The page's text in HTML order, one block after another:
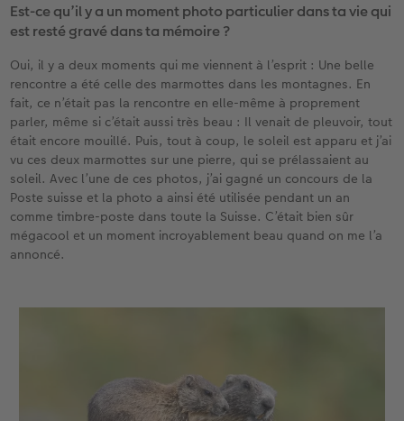
Est-ce qu’il y a un moment photo particulier dans ta vie qui
est resté gravé dans ta mémoire ?
Oui, il y a deux moments qui me viennent à l’esprit : Une belle
rencontre a été celle des marmottes dans les montagnes. En
fait, ce n’était pas la rencontre en elle-même à proprement
parler, même si c’était aussi très beau : Il venait de pleuvoir, tout
était encore mouillé. Puis, tout à coup, le soleil est apparu et j’ai
vu ces deux marmottes sur une pierre, qui se prélassaient au
soleil. Avec l’une de ces photos, j’ai gagné un concours de la
Poste suisse et la photo a ainsi été utilisée pendant un an
comme timbre-poste dans toute la Suisse. C’était bien sûr
mégacool et un moment incroyablement beau quand on me l’a
annoncé.